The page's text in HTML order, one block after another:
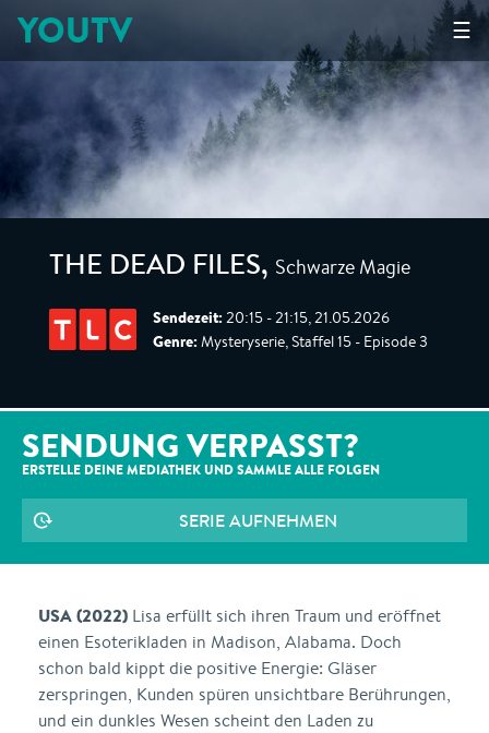
☰
YOUTV
THE DEAD FILES, Schwarze Magie
Sendezeit: 20:15 - 21:15, 21.05.2026
Genre: Mysteryserie, Staffel 15 - Episode 3
SENDUNG VERPASST?
ERSTELLE DEINE MEDIATHEK UND SAMMLE ALLE FOLGEN
SERIE AUFNEHMEN
USA (2022) Lisa erfüllt sich ihren Traum und eröffnet
einen Esoterikladen in Madison, Alabama. Doch
schon bald kippt die positive Energie: Gläser
zerspringen, Kunden spüren unsichtbare Berührungen,
und ein dunkles Wesen scheint den Laden zu